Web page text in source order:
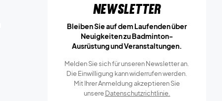
Newsletter
Bleiben Sie auf dem Laufenden über
Neuigkeiten zu Badminton-
Ausrüstung und Veranstaltungen.
Melden Sie sich für unseren Newsletter an.
Die Einwilligung kann widerrufen werden.
Mit Ihrer Anmeldung akzeptieren Sie
unsereDatenschutzrichtlinie.